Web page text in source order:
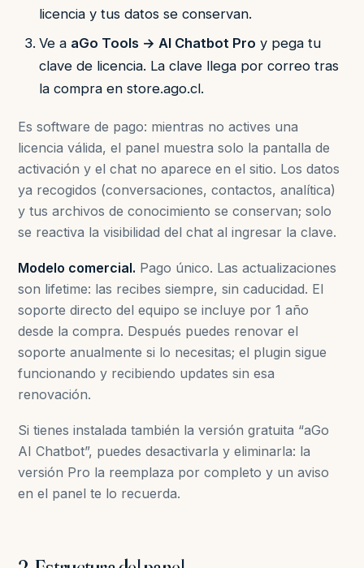
licencia y tus datos se conservan.
Ve a aGo Tools → AI Chatbot Pro y pega tu
clave de licencia. La clave llega por correo tras
la compra en store.ago.cl.
Es software de pago: mientras no actives una
licencia válida, el panel muestra solo la pantalla de
activación y el chat no aparece en el sitio. Los datos
ya recogidos (conversaciones, contactos, analítica)
y tus archivos de conocimiento se conservan; solo
se reactiva la visibilidad del chat al ingresar la clave.
Modelo comercial. Pago único. Las actualizaciones
son lifetime: las recibes siempre, sin caducidad. El
soporte directo del equipo se incluye por 1 año
desde la compra. Después puedes renovar el
soporte anualmente si lo necesitas; el plugin sigue
funcionando y recibiendo updates sin esa
renovación.
Si tienes instalada también la versión gratuita “aGo
AI Chatbot”, puedes desactivarla y eliminarla: la
versión Pro la reemplaza por completo y un aviso
en el panel te lo recuerda.